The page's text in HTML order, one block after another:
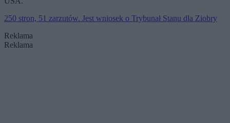
250 stron, 51 zarzutów. Jest wniosek o Trybunał Stanu dla Ziobry
Reklama
Reklama